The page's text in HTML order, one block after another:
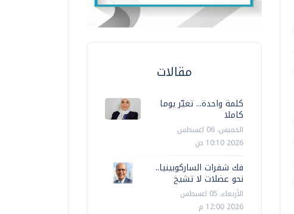
مقالات
كلمة واحدة... تغيّر يوما
كاملا
الخميس، 06 اغسطس
2026 10:10 ص
فك شفرات الساركوبينيا..
نحو عضلات لا تشيخ
الأربعاء، 05 اغسطس
2026 12:00 م